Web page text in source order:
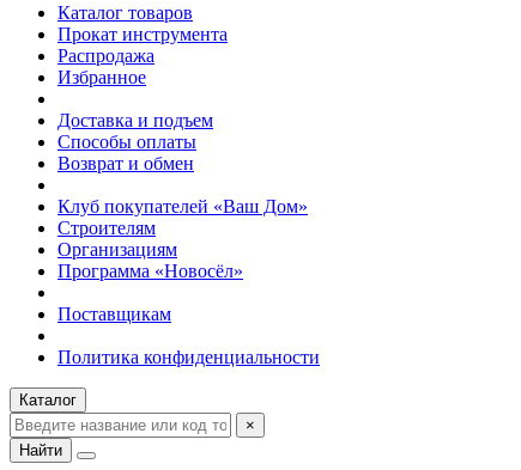
Каталог товаров
Прокат инструмента
Распродажа
Избранное
Доставка и подъем
Способы оплаты
Возврат и обмен
Клуб покупателей «Ваш Дом»
Строителям
Организациям
Программа «Новосёл»
Поставщикам
Политика конфиденциальности
Каталог
×
Найти